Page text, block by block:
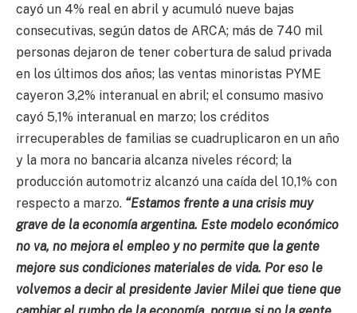
cayó un 4% real en abril y acumuló nueve bajas
consecutivas, según datos de ARCA; más de 740 mil
personas dejaron de tener cobertura de salud privada
en los últimos dos años; las ventas minoristas PYME
cayeron 3,2% interanual en abril; el consumo masivo
cayó 5,1% interanual en marzo; los créditos
irrecuperables de familias se cuadruplicaron en un año
y la mora no bancaria alcanza niveles récord; la
producción automotriz alcanzó una caída del 10,1% con
respecto a marzo. “Estamos frente a una crisis muy
grave de la economía argentina. Este modelo económico
no va, no mejora el empleo y no permite que la gente
mejore sus condiciones materiales de vida. Por eso le
volvemos a decir al presidente Javier Milei que tiene que